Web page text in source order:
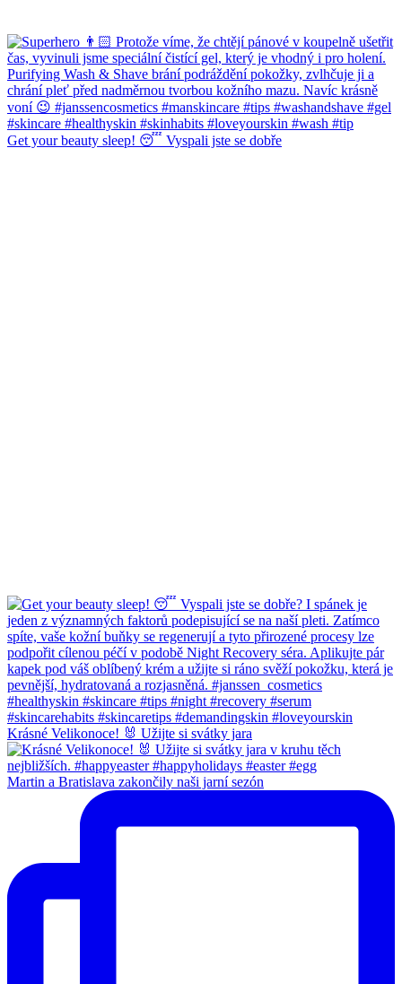
Get your beauty sleep! 😴 Vyspali jste se dobře
Krásné Velikonoce! 🐰 Užijte si svátky jara
Martin a Bratislava zakončily naši jarní sezón